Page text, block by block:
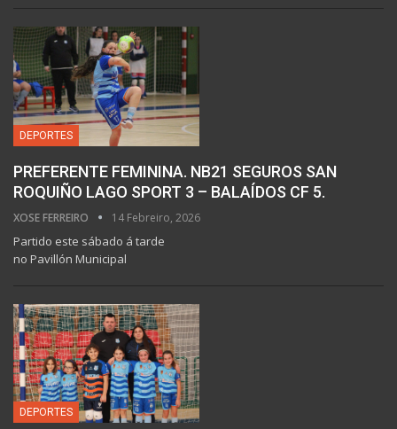
DEPORTES
PREFERENTE FEMININA. NB21 SEGUROS SAN
ROQUIÑO LAGO SPORT 3 – BALAÍDOS CF 5.
XOSE FERREIRO 14 Febreiro, 2026
Partido este sábado á tarde
no Pavillón Municipal
DEPORTES